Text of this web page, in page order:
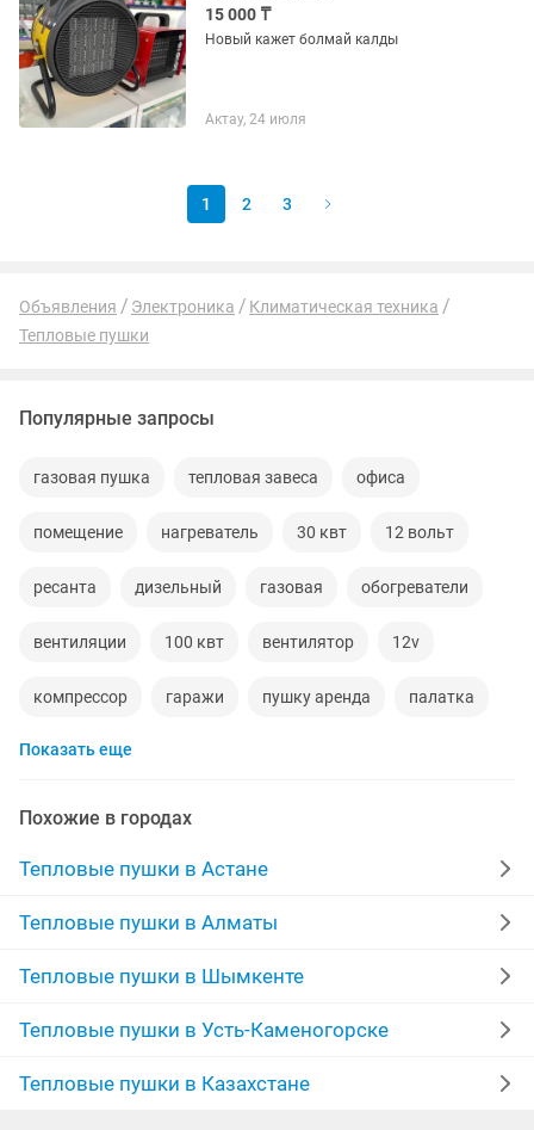
15 000 ₸
Новый кажет болмай калды
Актау, 24 июля
1 2 3
Объявления Электроника
Климатическая техника
Тепловые пушки
Популярные запросы
газовая пушка тепловая завеса офиса
помещение нагреватель 30 квт 12 вольт
ресанта дизельный газовая обогреватели
вентиляции 100 квт вентилятор 12v
компрессор гаражи пушку аренда палатка
договорная
напольный электроды
бытовой газ двигатель дизельный
потолки натяжные спецтехника
установить дверь газ газовые горелки
рассрочка телефон двигатель 26
Показать еще
Похожие в городах
Тепловые пушки в Астане
Тепловые пушки в Алматы
Тепловые пушки в Шымкенте
Тепловые пушки в Усть-Каменогорске
Тепловые пушки в Казахстане